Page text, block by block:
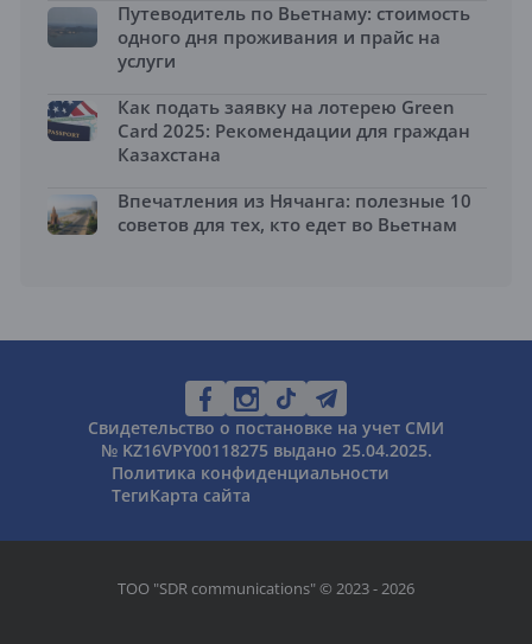
Путеводитель по Вьетнаму: стоимость
одного дня проживания и прайс на
услуги
Как подать заявку на лотерею Green
Card 2025: Рекомендации для граждан
Казахстана
Впечатления из Нячанга: полезные 10
советов для тех, кто едет во Вьетнам
Свидетельство о постановке на учет СМИ
№ KZ16VPY00118275 выдано 25.04.2025.
Политика конфиденциальности
ТегиКарта сайта
ТОО "SDR communications" © 2023 - 2026